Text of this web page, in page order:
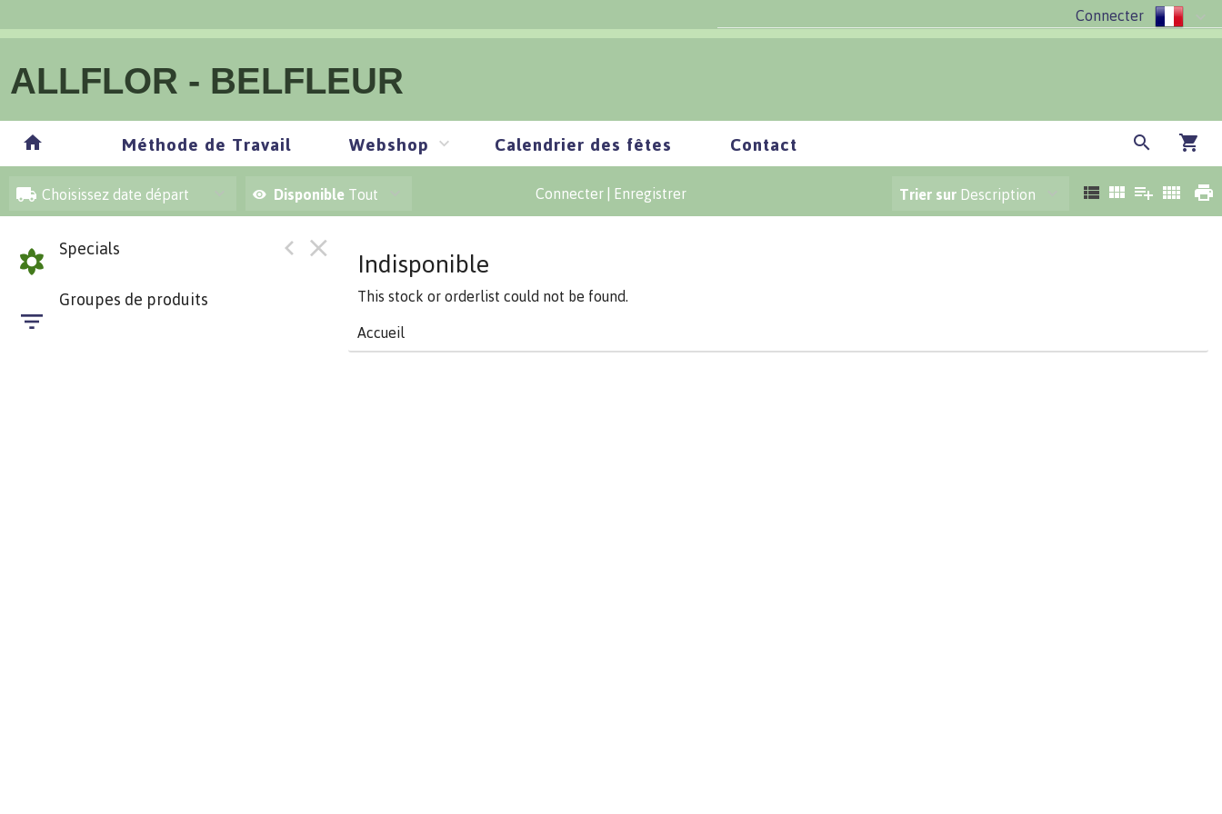
Connecter
ALLFLOR - BELFLEUR
Méthode de Travail Webshop Calendrier des fêtes Contact
Choisissez date départ Disponible Tout Connecter Enregistrer Trier sur Description
Specials
Groupes de produits
Indisponible
This stock or orderlist could not be found.
Accueil